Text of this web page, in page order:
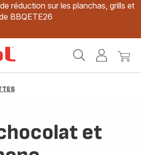
réduction sur les planchas, grills et
BBQETE26
MonMon
et